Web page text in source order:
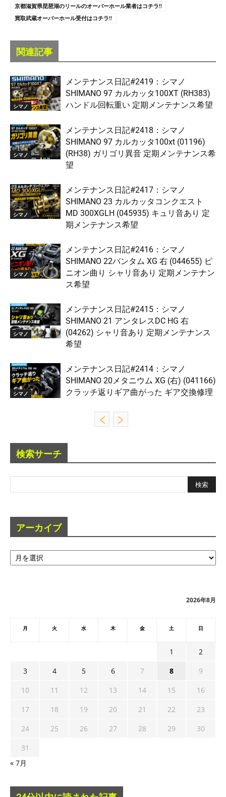
京都滋賀県琵琶湖のリールのオーバーホール業者はコチラ!!
買取武蔵オーバーホール受付はコチラ!!
関連記事
シマノ
メンテナンス日記#2419：シマノ
SHIMANO 97 カルカッタ100XT (RH383)
ハンドル回転重い 定期メンテナンス希望
シマノ
メンテナンス日記#2418：シマノ
SHIMANO 97 カルカッタ100xt (01196)
(RH38) ガリゴリ異音 定期メンテナンス希
望
シマノ
メンテナンス日記#2417：シマノ
SHIMANO 23 カルカッタコンクエスト
MD 300XGLH (045935) キュリ音あり 定
期メンテナンス希望
シマノ
メンテナンス日記#2416：シマノ
SHIMANO 22バンタム XG 右 (044655) ピ
ニオン曲り シャリ音あり 定期メンテナン
ス希望
シマノ
メンテナンス日記#2415：シマノ
SHIMANO 21 アンタレスDC HG 右
(04262) シャリ音あり 定期メンテナンス
希望
シマノ
メンテナンス日記#2414：シマノ
SHIMANO 20メタニウム XG (右) (041166)
クラッチ返りギア曲がった ギア交換修理
検索サーチ
アーカイブ
ア
ー
2026年8月
月 火 水 木 金 土 日
1
2
3
4 5 6 7 8
9
10
11 12 13 14 15
16
17
18 19 20 21 22
23
24
25 26 27 28 29
30
31
« 7月